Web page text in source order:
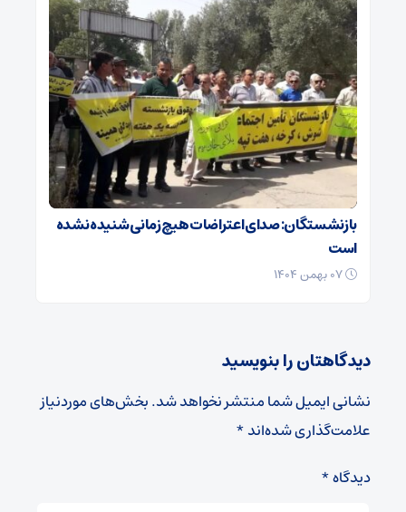
بازنشستگان: صدای اعتراضات هیچ زمانی شنیده نشده
است
دیدگاهتان را بنویسید
نشانی ایمیل شما منتشر نخواهد شد.بخش‌های موردنیاز
علامت‌گذاری شده‌اند*
دیدگاه*